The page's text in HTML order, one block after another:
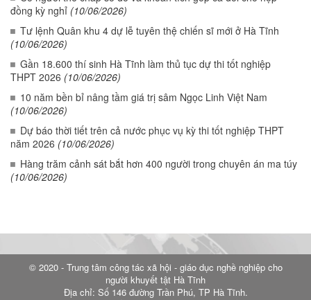
đồng kỳ nghỉ (10/06/2026)
Tư lệnh Quân khu 4 dự lễ tuyên thệ chiến sĩ mới ở Hà Tĩnh
(10/06/2026)
Gần 18.600 thí sinh Hà Tĩnh làm thủ tục dự thi tốt nghiệp
THPT 2026 (10/06/2026)
10 năm bền bỉ nâng tầm giá trị sâm Ngọc Linh Việt Nam
(10/06/2026)
Dự báo thời tiết trên cả nước phục vụ kỳ thi tốt nghiệp THPT
năm 2026 (10/06/2026)
Hàng trăm cảnh sát bắt hơn 400 người trong chuyên án ma túy
(10/06/2026)
© 2020 - Trung tâm công tác xã hội - giáo dục nghề nghiệp cho
người khuyết tật Hà Tĩnh
Địa chỉ: Số 146 đường Trần Phú, TP Hà Tĩnh.